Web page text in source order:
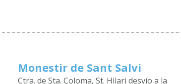
Monestir de Sant Salvi
Ctra. de Sta. Coloma, St. Hilari desvío a la